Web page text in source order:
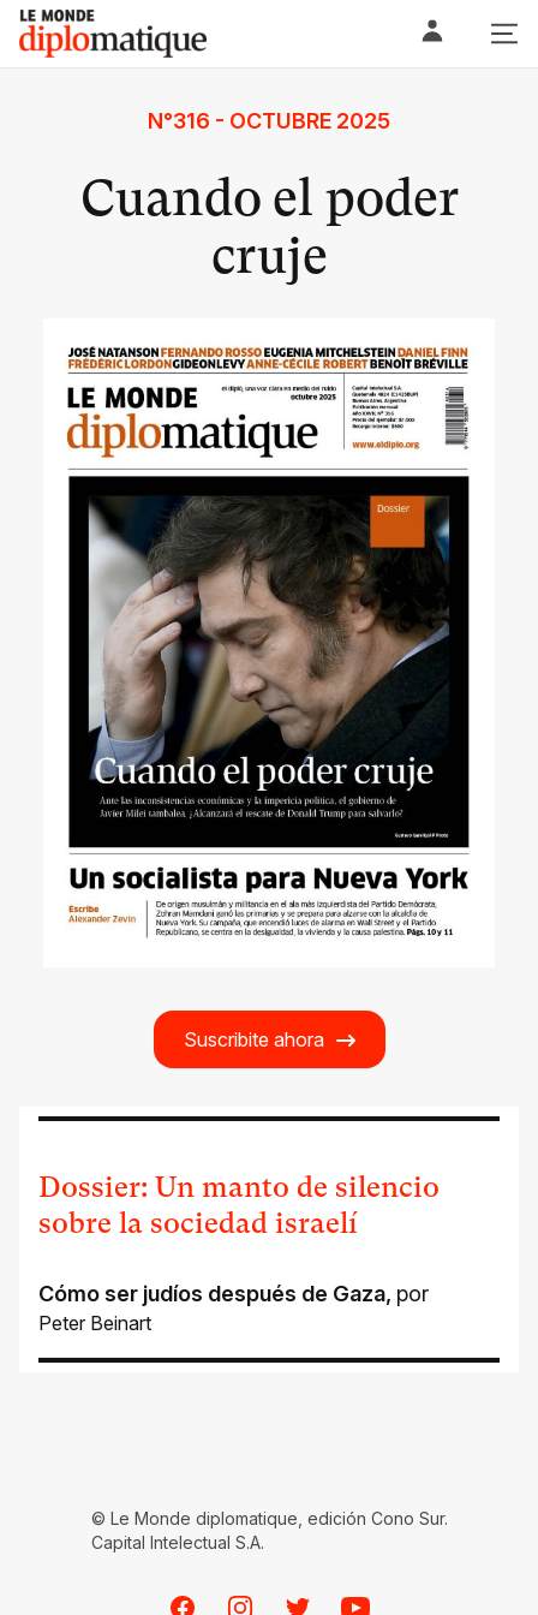
Skip
content
Le monde diplomatique
N°316 - OCTUBRE 2025
Cuando el poder
cruje
Suscribite ahora
Dossier: Un manto de silencio
sobre la sociedad israelí
Cómo ser judíos después de Gaza, por
Peter Beinart
© Le Monde diplomatique, edición Cono Sur.
Capital Intelectual S.A.
FacebookInstagramTwitterYoutube